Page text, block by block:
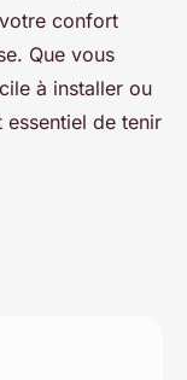
confort
Que vous
à installer ou
de tenir